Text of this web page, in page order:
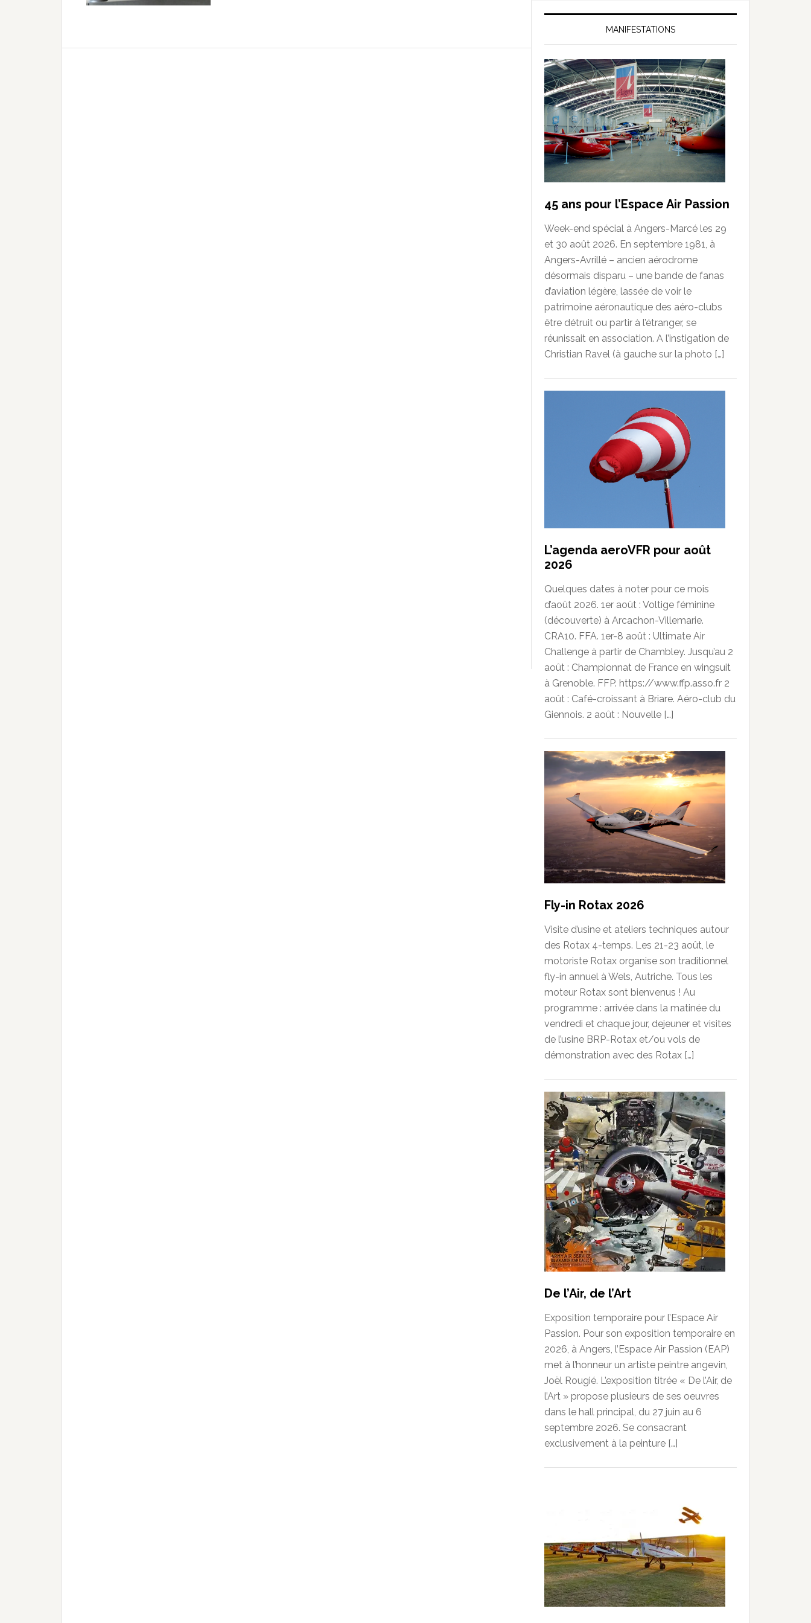
MANIFESTATIONS
45 ans pour l’Espace Air Passion
Week-end spécial à Angers-Marcé les 29
et 30 août 2026. En septembre 1981, à
Angers-Avrillé – ancien aérodrome
désormais disparu – une bande de fanas
d’aviation légère, lassée de voir le
patrimoine aéronautique des aéro-clubs
être détruit ou partir à l’étranger, se
réunissait en association. A l’instigation de
Christian Ravel (à gauche sur la photo […]
L’agenda aeroVFR pour août
2026
Quelques dates à noter pour ce mois
d’août 2026. 1er août : Voltige féminine
(découverte) à Arcachon-Villemarie.
CRA10. FFA. 1er-8 août : Ultimate Air
Challenge à partir de Chambley. Jusqu’au 2
août : Championnat de France en wingsuit
à Grenoble. FFP. https://www.ffp.asso.fr 2
août : Café-croissant à Briare. Aéro-club du
Giennois. 2 août : Nouvelle […]
Fly-in Rotax 2026
Visite d’usine et ateliers techniques autour
des Rotax 4-temps. Les 21-23 août, le
motoriste Rotax organise son traditionnel
fly-in annuel à Wels, Autriche. Tous les
moteur Rotax sont bienvenus ! Au
programme : arrivée dans la matinée du
vendredi et chaque jour, dejeuner et visites
de l’usine BRP-Rotax et/ou vols de
démonstration avec des Rotax […]
De l’Air, de l’Art
Exposition temporaire pour l’Espace Air
Passion. Pour son exposition temporaire en
2026, à Angers, l’Espace Air Passion (EAP)
met à l’honneur un artiste peintre angevin,
Joël Rougié. L’exposition titrée « De l’Air, de
l’Art » propose plusieurs de ses oeuvres
dans le hall principal, du 27 juin au 6
septembre 2026. Se consacrant
exclusivement à la peinture […]